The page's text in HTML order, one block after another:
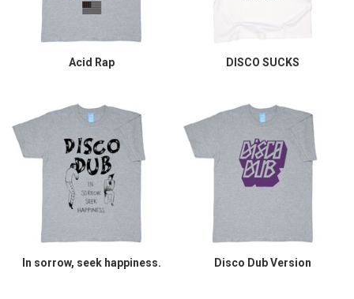
Acid Rap DISCO SUCKS
In sorrow, seek happiness. Disco Dub Version